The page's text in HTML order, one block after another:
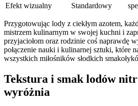
Efekt wizualny
Standardowy
Przygotowując lody z ciekłym azotem,
mistrzem kulinarnym w swojej kuchni i
przyjaciołom oraz rodzinie coś naprawdę
połączenie nauki i kulinarnej sztuki, ⁤które
⁢wszystkich⁣ miłośników⁤ słodkich
Tekstura i smak lodów
wyróżnia